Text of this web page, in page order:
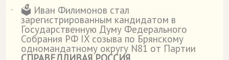
˙
🗳️ Иван Филимонов стал
зарегистрированным кандидатом в
Государственную Думу Федерального
Собрания РФ IX созыва по Брянскому
одномандатному округу N81 от Партии